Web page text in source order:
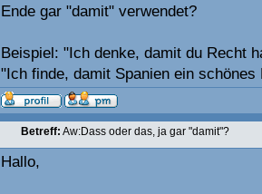
Ende gar "damit" verwendet?
Beispiel: "Ich denke, damit du Recht
"Ich finde, damit Spanien ein schönes
Betreff: Aw:Dass oder das, ja gar "damit"?
Hallo,